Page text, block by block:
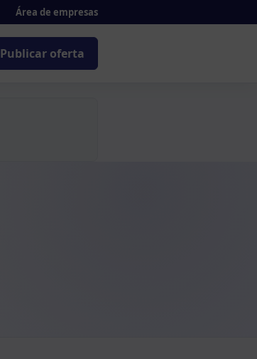
Área de empresas
Publicar oferta